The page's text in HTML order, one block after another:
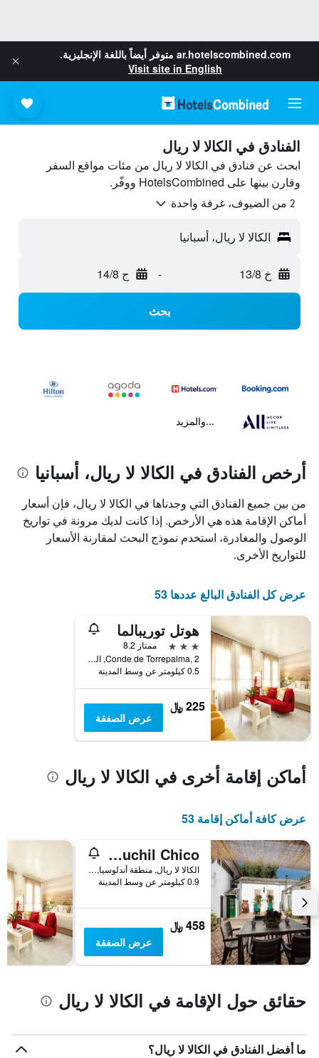
ar.hotelscombined.com متوفر أيضاً باللغة الإنجليزية.
Visit site in English
الفنادق في الكالا لا ريال
ابحث عن فنادق في الكالا لا ريال من مئات مواقع السفر
وقارن بينها على HotelsCombined ووفّر.
2 من الضيوف، غرفة واحدة
الكالا لا ريال، أسبانيا
خ 13/8 - ج 14/8
بحث
...والمزيد
أرخص الفنادق في الكالا لا ريال، أسبانيا
من بين جميع الفنادق التي وجدناها في الكالا لا ريال، فإن أسعار
أماكن الإقامة هذه هي الأرخص. إذا كانت لديك مرونة في تواريخ
الوصول والمغادرة، استخدم نموذج البحث لمقارنة الأسعار
للتواريخ الأخرى.
عرض كل الفنادق البالغ عددها 53
هوتل توريبالما
3 نجوم
ممتاز 8.2
Conde de Torrepalma, 2, الكالا لا ريال, منطقة أندلوسيا, أسبانيا
0.5 كيلومتر عن وسط المدينة
225 ﷼
عرض الصفقة
أماكن إقامة أخرى في الكالا لا ريال
عرض كافة أماكن إقامة 53
Cauchil Chico
الكالا لا ريال, منطقة أندلوسيا, أسبانيا
0.9 كيلومتر عن وسط المدينة
458 ﷼
عرض الصفقة
حقائق حول الإقامة في الكالا لا ريال
ما أفضل الفنادق في الكالا لا ريال؟